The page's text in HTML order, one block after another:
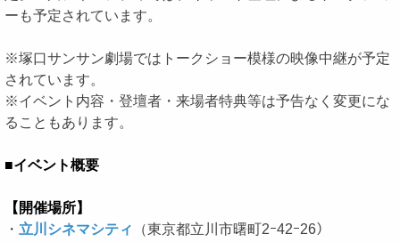
ーも予定されています。
※塚口サンサン劇場ではトークショー模様の映像中継が予定
されています。
※イベント内容・登壇者・来場者特典等は予告なく変更にな
ることもあります。
■イベント概要
【開催場所】
・ 立川シネマシティ
（東京都立川市曙町2ｰ42ｰ26）